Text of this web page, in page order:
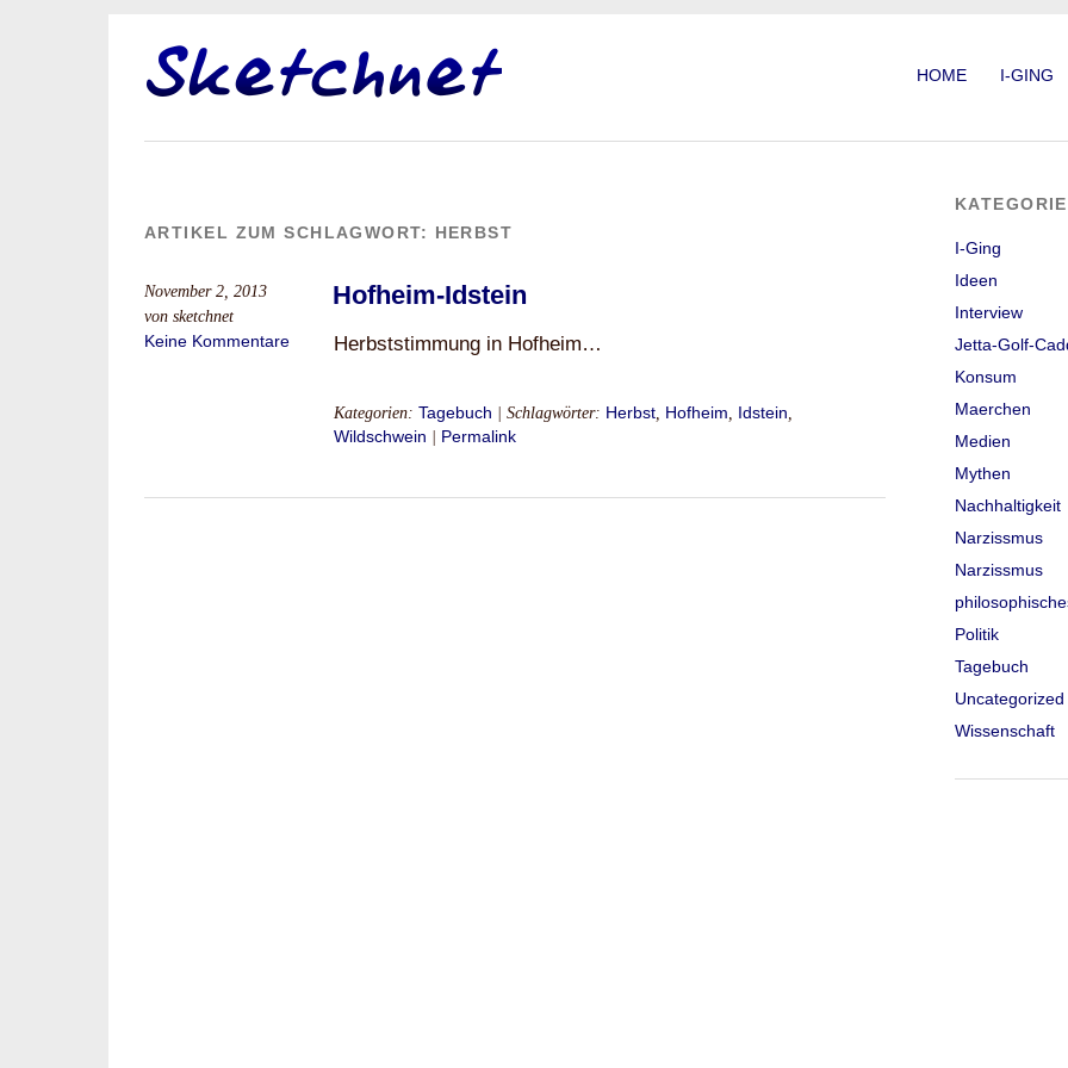
HOME I-GING
ARTIKEL ZUM SCHLAGWORT: HERBST
November 2, 2013
von sketchnet
Keine Kommentare
Hofheim-Idstein
Herbststimmung in Hofheim…
Kategorien: Tagebuch | Schlagwörter: Herbst, Hofheim, Idstein,
Wildschwein
Permalink
I-Ging
Ideen
Interview
Jetta-Golf-
Konsum
Maerchen
Medien
Mythen
Nachhaltigkeit
Narzissmus
Narzissmus
Politik
Tagebuch
Uncategorized
Wissenschaft